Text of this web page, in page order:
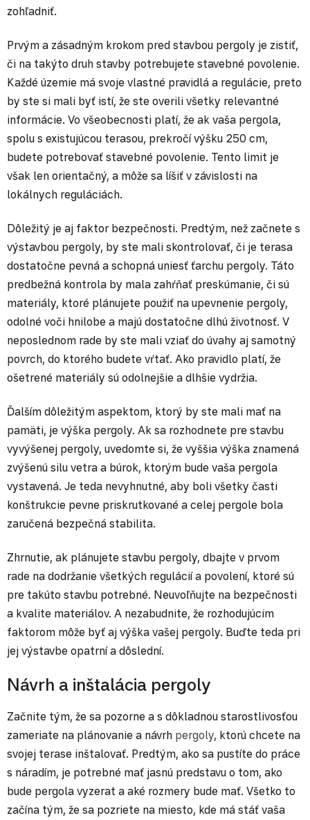
zohľadniť.
Prvým a zásadným krokom pred stavbou pergoly je zistiť,
či na takýto druh stavby potrebujete stavebné povolenie.
Každé územie má svoje vlastné pravidlá a regulácie, preto
by ste si mali byť istí, že ste overili všetky relevantné
informácie. Vo všeobecnosti platí, že ak vaša pergola,
spolu s existujúcou terasou, prekročí výšku 250 cm,
budete potrebovať stavebné povolenie. Tento limit je
však len orientačný, a môže sa líšiť v závislosti na
lokálnych reguláciách.
Dôležitý je aj faktor bezpečnosti. Predtým, než začnete s
výstavbou pergoly, by ste mali skontrolovať, či je terasa
dostatočne pevná a schopná uniesť ťarchu pergoly. Táto
predbežná kontrola by mala zahŕňať preskúmanie, či sú
materiály, ktoré plánujete použiť na upevnenie pergoly,
odolné voči hnilobe a majú dostatočne dlhú životnosť. V
neposlednom rade by ste mali vziať do úvahy aj samotný
povrch, do ktorého budete vŕtať. Ako pravidlo platí, že
ošetrené materiály sú odolnejšie a dlhšie vydržia.
Ďalším dôležitým aspektom, ktorý by ste mali mať na
pamäti, je výška pergoly. Ak sa rozhodnete pre stavbu
vyvýšenej pergoly, uvedomte si, že vyššia výška znamená
zvýšenú silu vetra a búrok, ktorým bude vaša pergola
vystavená. Je teda nevyhnutné, aby boli všetky časti
konštrukcie pevne priskrutkované a celej pergole bola
zaručená bezpečná stabilita.
Zhrnutie, ak plánujete stavbu pergoly, dbajte v prvom
rade na dodržanie všetkých regulácií a povolení, ktoré sú
pre takúto stavbu potrebné. Neuvoľňujte na bezpečnosti
a kvalite materiálov. A nezabudnite, že rozhodujúcim
faktorom môže byť aj výška vašej pergoly. Buďte teda pri
jej výstavbe opatrní a dôslední.
Návrh a inštalácia pergoly
Začnite tým, že sa pozorne a s dôkladnou starostlivosťou
zameriate na plánovanie a návrh pergoly, ktorú chcete na
svojej terase inštalovať. Predtým, ako sa pustíte do práce
s náradím, je potrebné mať jasnú predstavu o tom, ako
bude pergola vyzerat a aké rozmery bude mať. Všetko to
začína tým, že sa pozriete na miesto, kde má stáť vaša